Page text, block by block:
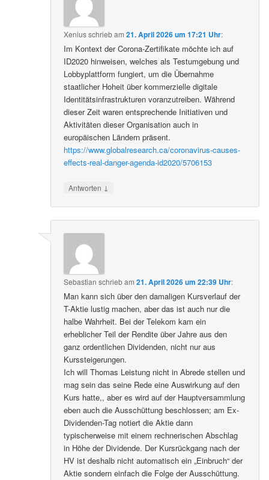
Xeniusschriebam21. April 2026 um 17:21 Uhr:
Im Kontext der Corona-Zertifikate möchte ich auf
ID2020 hinweisen, welches als Testumgebung und
Lobbyplattform fungiert, um die Übernahme
staatlicher Hoheit über kommerzielle digitale
Identitätsinfrastrukturen voranzutreiben. Während
dieser Zeit waren entsprechende Initiativen und
Aktivitäten dieser Organisation auch in
europäischen Ländern präsent.
https://www.globalresearch.ca/coronavirus-causes-
effects-real-danger-agenda-id2020/5706153
Antworten ↓
Sebastian schriebam21. April 2026 um 22:39 Uhr:
Man kann sich über den damaligen Kursverlauf der
T-Aktie lustig machen, aber das ist auch nur die
halbe Wahrheit. Bei der Telekom kam ein
erheblicher Teil der Rendite über Jahre aus den
ganz ordentlichen Dividenden, nicht nur aus
Kurssteigerungen.
Ich will Thomas Leistung nicht in Abrede stellen und
mag sein das seine Rede eine Auswirkung auf den
Kurs hatte,, aber es wird auf der Hauptversammlung
eben auch die Ausschüttung beschlossen; am Ex-
Dividenden-Tag notiert die Aktie dann
typischerweise mit einem rechnerischen Abschlag
in Höhe der Dividende. Der Kursrückgang nach der
HV ist deshalb nicht automatisch ein „Einbruch“ der
Aktie sondern einfach die Folge der Ausschüttung.